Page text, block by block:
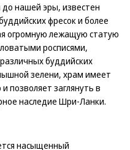
нашей эры, известен
фресок и более
огромную лежащую статую
росписями,
буддийских
зелени, храм имеет
позволяет заглянуть в
наследие Шри-Ланки.
насыщенный